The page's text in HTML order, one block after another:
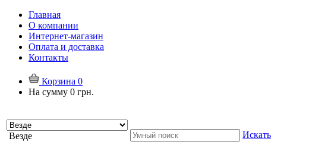
Главная
О компании
Интернет-магазин
Оплата и доставка
Контакты
Корзина 0
На сумму 0 грн.
Везде Искать